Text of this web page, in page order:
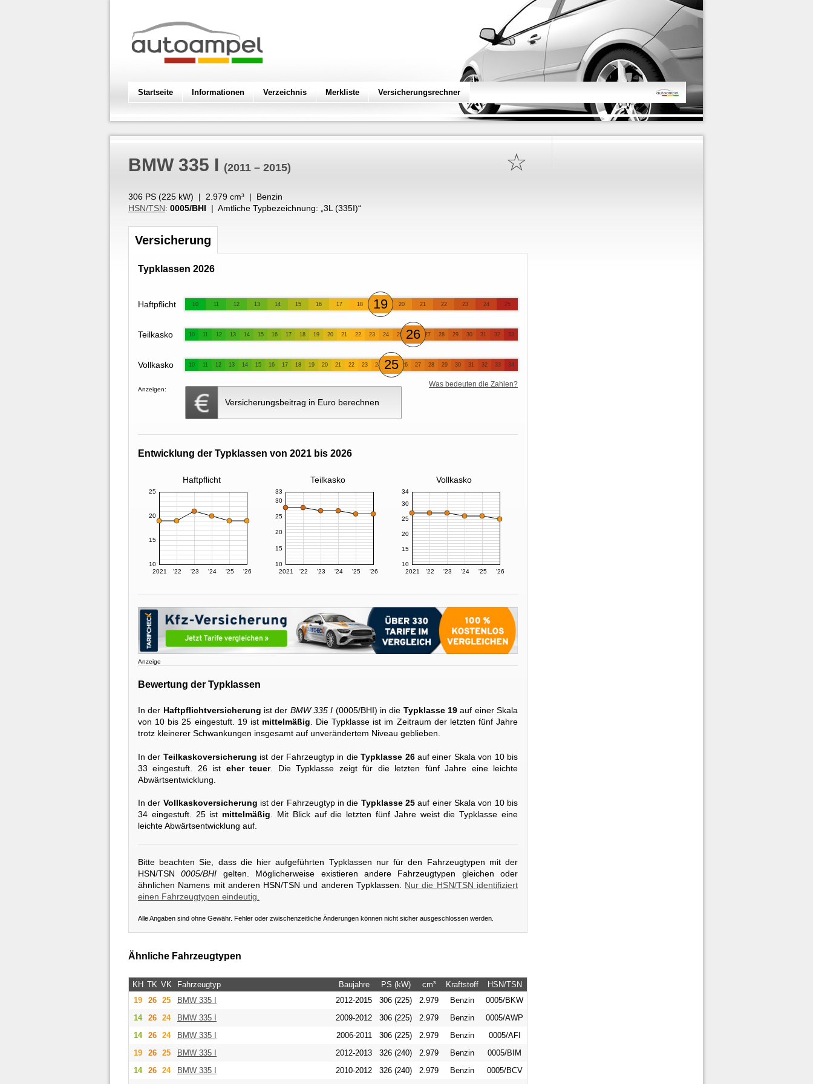
Startseite Informationen Verzeichnis Merkliste Versicherungsrechner
☆
BMW 335 I (2011 – 2015)
306 PS (225 kW) | 2.979 cm³ | Benzin
HSN/TSN: 0005/BHI | Amtliche Typbezeichnung: „ 3L (335I)“
Versicherung
Typklassen 2026
Haftpflicht 10 11 12 13 14 15 16 17 18 19 20 21 22 23 24 25
Teilkasko 10 11 12 13 14 15 16 17 18 19 20 21 22 23 24 25 26 27 28 29 30 31 32 33
Vollkasko 10 11 12 13 14 15 16 17 18 19 20 21 22 23 24 25 26 27 28 29 30 31 32 33 34
Anzeigen:
Versicherungsbeitrag in Euro berechnen
Was bedeuten die Zahlen?
Entwicklung der Typklassen von 2021 bis 2026
Haftpflicht Teilkasko Vollkasko
2021 '22 '23 '24 '25 '26
10
15
20
25
2021 '22 '23 '24 '25 '26
10
15
20
25
30
33
2021 '22 '23 '24 '25 '26
10
15
20
25
30
34
Anzeige
Bewertung der Typklassen
In der Haftpflichtversicherung ist der BMW 335 I (0005/BHI) in die Typklasse 19 auf einer Skala
von 10 bis 25 eingestuft. 19 ist mittelmäßig . Die Typklasse ist im Zeitraum der letzten fünf Jahre
trotz kleinerer Schwankungen insgesamt auf unverändertem Niveau geblieben.
In der Teilkaskoversicherung ist der Fahrzeugtyp in dieTypklasse 26auf einer Skala von 10 bis
33 eingestuft. 26 ist eher teuer. Die Typklasse zeigt für die letzten fünf Jahre eine leichte
Abwärtsentwicklung.
In der Vollkaskoversicherung ist der Fahrzeugtyp in die Typklasse 25 auf einer Skala von 10 bis
34 eingestuft. 25 ist mittelmäßig. Mit Blick auf die letzten fünf Jahre weist die Typklasse eine
leichte Abwärtsentwicklung auf.
Bitte beachten Sie, dass die hier aufgeführten Typklassen nur für den Fahrzeugtypen mit der
HSN/TSN0005/BHI gelten. Möglicherweise existieren andere Fahrzeugtypen gleichen oder
ähnlichen Namens mit anderen HSN/TSN und anderen Typklassen. Nur die HSN/TSN identifiziert
einen Fahrzeugtypen eindeutig.
Alle Angaben sind ohne Gewähr. Fehler oder zwischenzeitliche Änderungen können nicht sicher ausgeschlossen werden.
Ähnliche Fahrzeugtypen
KH TK VK Fahrzeugtyp Baujahre PS (kW) cm³ Kraftstoff
HSN/TSN
19
26 25 BMW 335 I 2012-2015 306 (225) 2.979 Benzin
0005/BKW
14
26 24 BMW 335 I 2009-2012 306 (225) 2.979 Benzin
0005/AWP
14
26 24 BMW 335 I 2006-2011 306 (225) 2.979 Benzin
0005/AFI
19
26 25 BMW 335 I 2012-2013 326 (240) 2.979 Benzin
0005/BIM
14
26 24 BMW 335 I 2010-2012 326 (240) 2.979 Benzin
0005/BCV